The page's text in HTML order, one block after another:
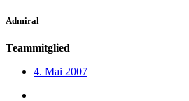
Admiral
Teammitglied
4. Mai 2007